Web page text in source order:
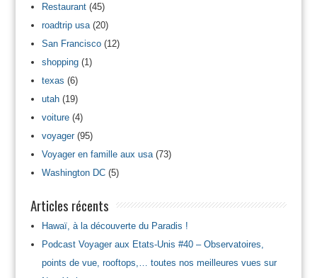
Restaurant(45)
roadtrip usa(20)
San Francisco(12)
shopping(1)
texas (6)
utah(19)
voiture(4)
voyager(95)
Voyager en famille aux usa(73)
Washington DC(5)
Articles récents
Hawaï, à la découverte du Paradis !
Podcast Voyager aux Etats-Unis #40 – Observatoires,
points de vue, rooftops,… toutes nos meilleures vues sur